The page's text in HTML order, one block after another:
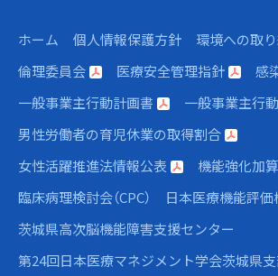
ホーム 個人情報保護方針
環境への取
倫理委員会
医療安全管理指針
感
一般事業主行動計画書
一般事業主行
男性労働者の育児休業の取得割合
女性活躍推進法情報公表
機能強化加
臨床病理検討会（CPC）
日本医療機能評価
茨城県高次脳機能障害支援センター
第24回日本医療マネジメント学会茨城県